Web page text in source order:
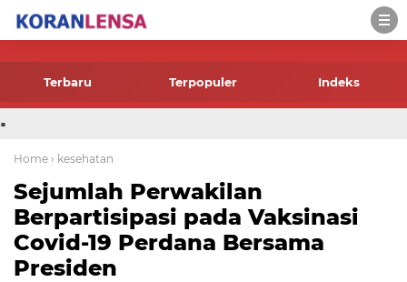
-->
Terbaru Terpopuler Indeks
.
Home › kesehatan
Sejumlah Perwakilan
Berpartisipasi pada Vaksinasi
Covid-19 Perdana Bersama
Presiden